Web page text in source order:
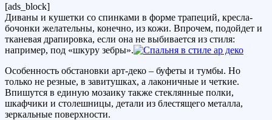
[ads_block]
Диваны и кушетки со спинками в форме трапеций, кресла-
бочонки желательны, конечно, из кожи. Впрочем, подойдет и
тканевая драпировка, если она не выбивается из стиля:
например, под «шкуру зебры».
Особенность обстановки арт-деко – буфеты и тумбы. Но
только не резные, в завитушках, а лаконичные и четкие.
Впишутся в единую мозаику также стеклянные полки,
шкафчики и столешницы, детали из блестящего металла,
зеркальные поверхности.